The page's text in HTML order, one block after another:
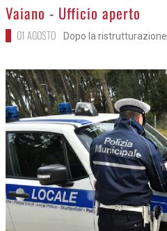
>
Vaiano - Ufficio aperto
01 AGOSTO Dopo la ristrutturazione